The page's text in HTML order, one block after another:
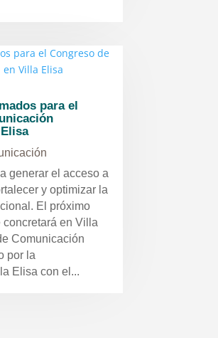
para el
generar el acceso a
y optimizar la
El próximo
en Villa
Comunicación
por la
Elisa con el...